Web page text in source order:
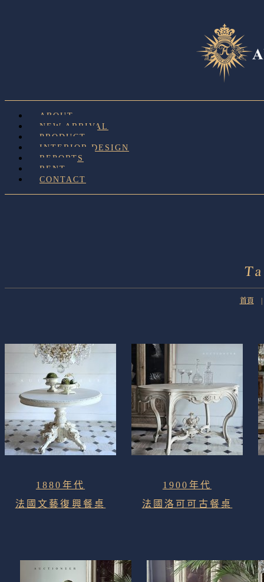
ABOUT
NEW ARRIVAL
PRODUCT
INTERIOR DESIGN
REPORTS
RENT
CONTACT
首頁
1880年代
法國文藝復興餐桌
1900年代
法國洛可可古餐桌